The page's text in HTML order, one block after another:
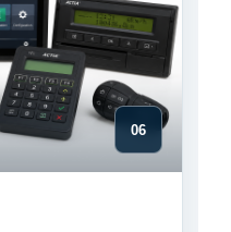
06